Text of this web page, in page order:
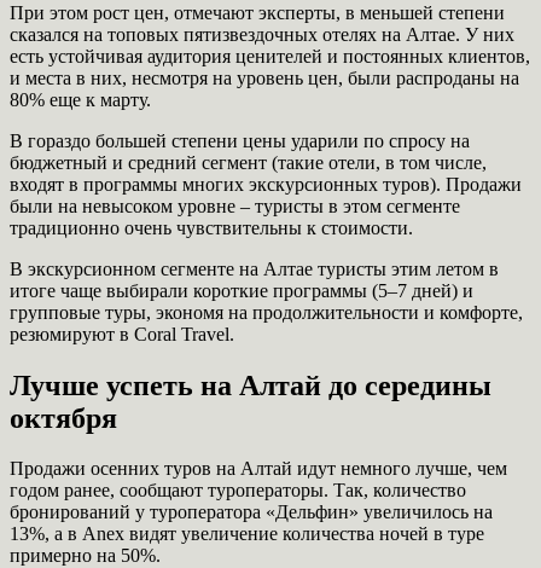
При этом рост цен, отмечают эксперты, в меньшей степени
сказался на топовых пятизвездочных отелях на Алтае. У них
есть устойчивая аудитория ценителей и постоянных клиентов,
и места в них, несмотря на уровень цен, были распроданы на
80% еще к марту.
В гораздо большей степени цены ударили по спросу на
бюджетный и средний сегмент (такие отели, в том числе,
входят в программы многих экскурсионных туров). Продажи
были на невысоком уровне – туристы в этом сегменте
традиционно очень чувствительны к стоимости.
В экскурсионном сегменте на Алтае туристы этим летом в
итоге чаще выбирали короткие программы (5–7 дней) и
групповые туры, экономя на продолжительности и комфорте,
резюмируют в Coral Travel.
Лучше успеть на Алтай до середины
октября
Продажи осенних туров на Алтай идут немного лучше, чем
годом ранее, сообщают туроператоры. Так, количество
бронирований у туроператора «Дельфин» увеличилось на
13%, а в Anex видят увеличение количества ночей в туре
примерно на 50%.